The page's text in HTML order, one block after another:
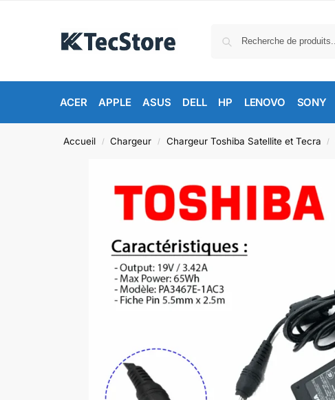
ACER APPLE ASUS DELL HP LENOVO SONY
Accueil / Chargeur / Chargeur Toshiba Satellite et Tecra /